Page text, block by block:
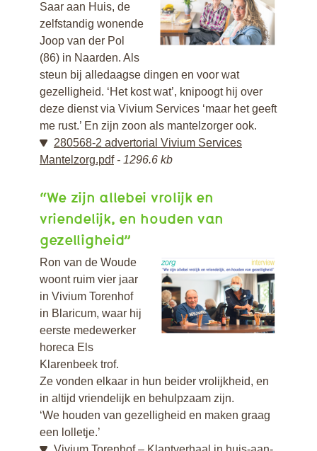
Saar aan Huis, de
zelfstandig wonende
Joop van der Pol
(86) in Naarden. Als
steun bij alledaagse dingen en voor wat
gezelligheid. ‘Het kost wat’, knipoogt hij over
deze dienst via Vivium Services ‘maar het geeft
me rust.’ En zijn zoon als mantelzorger ook.
280568-2 advertorial Vivium Services
Mantelzorg.pdf
1296.6 kb
“We zijn allebei vrolijk en
vriendelijk, en houden van
gezelligheid”
Ron van de Woude
woont ruim vier jaar
in Vivium Torenhof
in Blaricum, waar hij
eerste medewerker
horeca Els
Klarenbeek trof.
Ze vonden elkaar in hun beider vrolijkheid, en
in altijd vriendelijk en behulpzaam zijn.
‘We houden van gezelligheid en maken graag
een lolletje.’